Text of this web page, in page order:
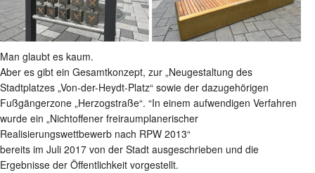
Man glaubt es kaum.
Aber es gibt ein Gesamtkonzept, zur „Neugestaltung des
Stadtplatzes „Von-der-Heydt-Platz“ sowie der dazugehörigen
Fußgängerzone „Herzogstraße“. “In einem aufwendigen Verfahren
wurde ein „Nichtoffener freiraumplanerischer
Realisierungswettbewerb nach RPW 2013“
bereits im Juli 2017 von der Stadt ausgeschrieben und die
Ergebnisse der Öffentlichkeit vorgestellt.